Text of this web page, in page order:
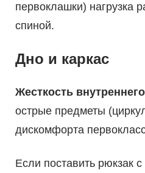
первоклашки) нагрузка
спиной.
Дно и каркас
Жесткость
острые предметы
дискомфорта
Если поставить рюкзак